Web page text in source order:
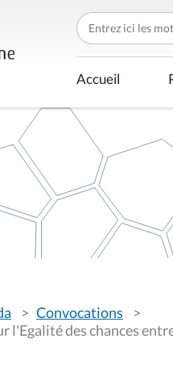
C
h
e
r
c
h
r
p
Accueil
Convocations
l'Egalité des chances